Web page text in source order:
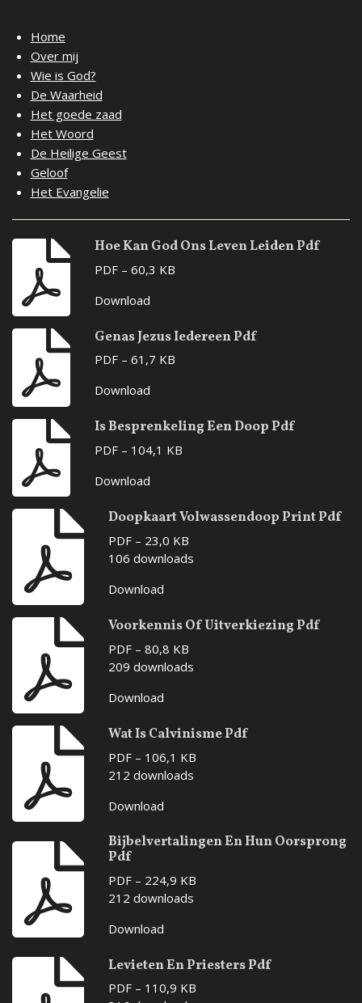
Home
Over mij
Wie is God?
De Waarheid
Het goede zaad
Het Woord
De Heilige Geest
Geloof
Het Evangelie
Hoe Kan God Ons Leven Leiden Pdf
PDF – 60,3 KB
Download
Genas Jezus Iedereen Pdf
PDF – 61,7 KB
Download
Is Besprenkeling Een Doop Pdf
PDF – 104,1 KB
Download
Doopkaart Volwassendoop Print Pdf
PDF – 23,0 KB
106 downloads
Download
Voorkennis Of Uitverkiezing Pdf
PDF – 80,8 KB
209 downloads
Download
Wat Is Calvinisme Pdf
PDF – 106,1 KB
212 downloads
Download
Bijbelvertalingen En Hun Oorsprong
Pdf
PDF – 224,9 KB
212 downloads
Download
Levieten En Priesters Pdf
PDF – 110,9 KB